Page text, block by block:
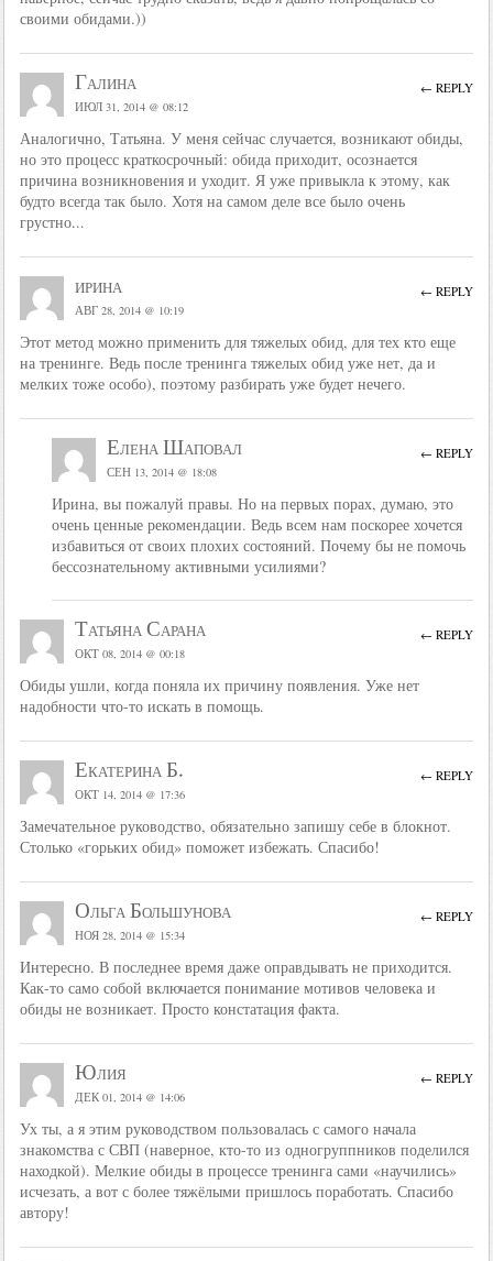
своими обидами.))
Галина
ИЮЛ 31, 2014 @ 08:12
Аналогично, Татьяна. У меня сейчас случается, возникают обиды,
но это процесс краткосрочный: обида приходит, осознается
причина возникновения и уходит. Я уже привыкла к этому, как
будто всегда так было. Хотя на самом деле все было очень
грустно...
← REPLY
ирина
АВГ 28, 2014 @ 10:19
Этот метод можно применить для тяжелых обид, для тех кто еще
на тренинге. Ведь после тренинга тяжелых обид уже нет, да и
мелких тоже особо), поэтому разбирать уже будет нечего.
← REPLY
Елена Шаповал
СЕН 13, 2014 @ 18:08
Ирина, вы пожалуй правы. Но на первых порах, думаю, это
очень ценные рекомендации. Ведь всем нам поскорее хочется
избавиться от своих плохих состояний. Почему бы не помочь
бессознательному активными усилиями?
← REPLY
Татьяна Сарана
ОКТ 08, 2014 @ 00:18
Обиды ушли, когда поняла их причину появления. Уже нет
надобности что-то искать в помощь.
← REPLY
Екатерина Б.
ОКТ 14, 2014 @ 17:36
Замечательное руководство, обязательно запишу себе в блокнот.
Столько «горьких обид» поможет избежать. Спасибо!
← REPLY
Ольга Большунова
НОЯ 28, 2014 @ 15:34
Интересно. В последнее время даже оправдывать не приходится.
Как-то само собой включается понимание мотивов человека и
обиды не возникает. Просто констатация факта.
← REPLY
Юлия
ДЕК 01, 2014 @ 14:06
Ух ты, а я этим руководством пользовалась с самого начала
знакомства с СВП (наверное, кто-то из одногруппников поделился
находкой). Мелкие обиды в процессе тренинга сами «научились»
исчезать, а вот с более тяжёлыми пришлось поработать. Спасибо
автору!
← REPLY